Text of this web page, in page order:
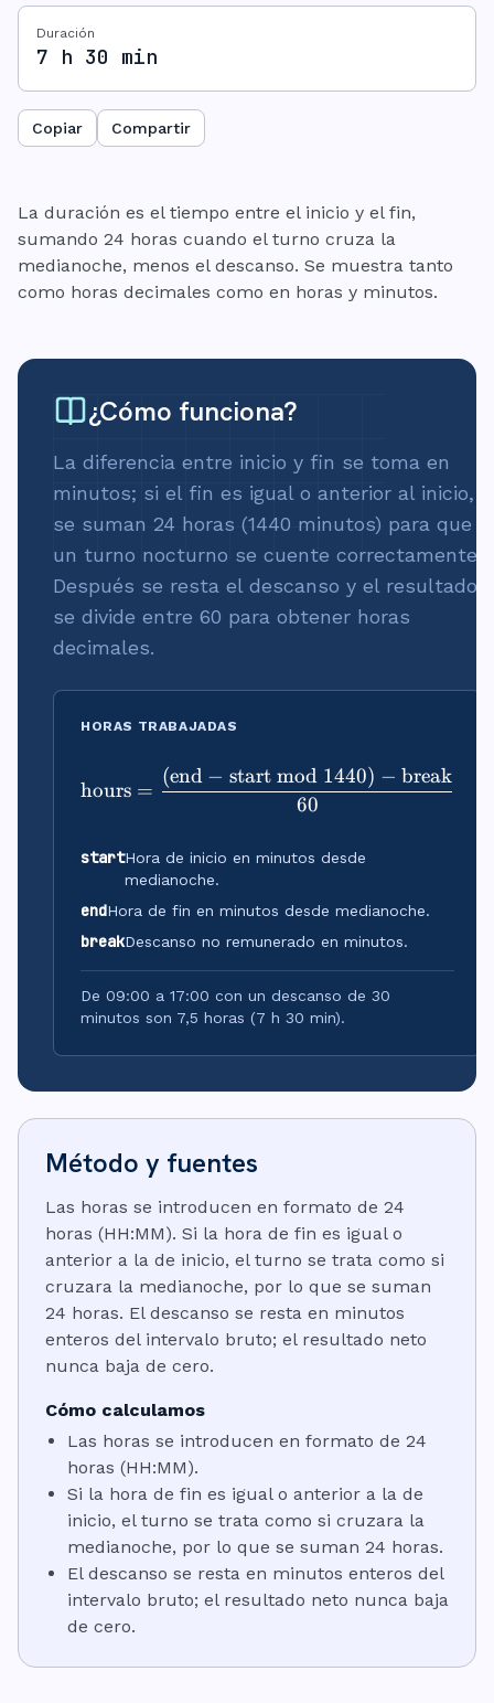
Duración
7 h 30 min
Copiar Compartir
La duración es el tiempo entre el inicio y el fin,
sumando 24 horas cuando el turno cruza la
medianoche, menos el descanso. Se muestra tanto
como horas decimales como en horas y minutos.
¿Cómo funciona?
La diferencia entre inicio y fin se toma en
minutos; si el fin es igual o anterior al inicio,
se suman 24 horas (1440 minutos) para que
un turno nocturno se cuente correctamente.
Después se resta el descanso y el resultado
se divide entre 60 para obtener horas
decimales.
HORAS TRABAJADAS
\text{hours} =
hours =
60
(end − start mod 1440) − break
startHora de inicio en minutos desde
medianoche.
endHora de fin en minutos desde medianoche.
breakDescanso no remunerado en minutos.
De 09:00 a 17:00 con un descanso de 30
minutos son 7,5 horas (7 h 30 min).
Método y fuentes
Las horas se introducen en formato de 24
horas (HH:MM). Si la hora de fin es igual o
anterior a la de inicio, el turno se trata como si
cruzara la medianoche, por lo que se suman
24 horas. El descanso se resta en minutos
enteros del intervalo bruto; el resultado neto
nunca baja de cero.
Cómo calculamos
Las horas se introducen en formato de 24
horas (HH:MM).
Si la hora de fin es igual o anterior a la de
inicio, el turno se trata como si cruzara la
medianoche, por lo que se suman 24 horas.
El descanso se resta en minutos enteros del
intervalo bruto; el resultado neto nunca baja
de cero.